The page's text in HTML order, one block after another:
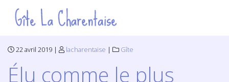
22 avril 2019 | lacharentaise | Gîte
Élu comme le plus